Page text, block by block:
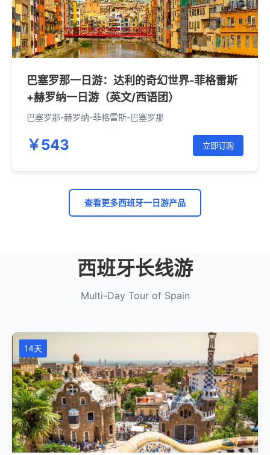
巴塞罗那一日游：达利的奇幻世界-菲格雷斯
+赫罗纳一日游（英文/西语团）
巴塞罗那-赫罗纳-菲格雷斯-巴塞罗那
￥543 立即订购
查看更多西班牙一日游产品
西班牙长线游
Multi-Day Tour of Spain
14天